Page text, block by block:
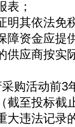
表；
其依法免
障资金应提
供应商按实
购活动前
截至投标截
大违法记录